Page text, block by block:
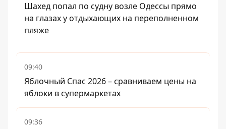
Шахед попал по судну возле Одессы прямо
на глазах у отдыхающих на переполненном
пляже
09:40
Яблочный Спас 2026 – сравниваем цены на
яблоки в супермаркетах
09:36